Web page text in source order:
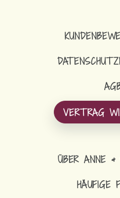
VERTRAG
ÜBER ANNE
HÄUFIGE